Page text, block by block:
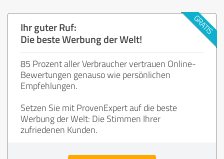
Ihr guter Ruf:
Die beste Werbung der Welt!
85 Prozent aller Verbraucher vertrauen Online-
Bewertungen genauso wie persönlichen
Empfehlungen.
Setzen Sie mit ProvenExpert auf die beste
Werbung der Welt: Die Stimmen Ihrer
zufriedenen Kunden.